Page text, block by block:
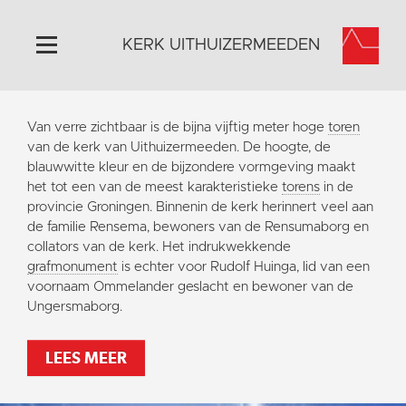
Home
Algemeen
Historie
Omgeving
Activiteiten
Doneer
Contact
KERK UITHUIZERMEEDEN
Van verre zichtbaar is de bijna vijftig meter hoge toren
van de kerk van Uithuizermeeden. De hoogte, de
blauwwitte kleur en de bijzondere vormgeving maakt
het tot een van de meest karakteristieke torens in de
provincie Groningen. Binnenin de kerk herinnert veel aan
de familie Rensema, bewoners van de Rensumaborg en
collators van de kerk. Het indrukwekkende
grafmonument is echter voor Rudolf Huinga, lid van een
voornaam Ommelander geslacht en bewoner van de
Ungersmaborg.
LEES MEER